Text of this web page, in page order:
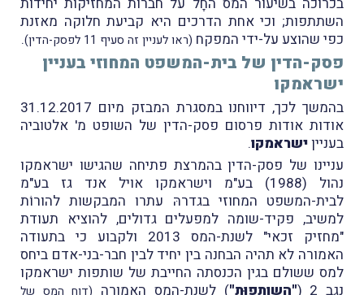
השתתפות; וכי אחת הדרכים היא קביעת חלוקה מאזנת
כפי שהוצע על-ידי המפקח (ראו לעניין זה סעיף 11 לפסק-הדין) .
פסק-הדין של בית-המשפט המחוזי בעניין
ישראמקו
בהמשך לכך, דיווחנו במסגרת המבזק מיום 31.12.2017
אודות אודות פרסום פסק-הדין של השופט מ' אלטוביה
בענייןישראמקו.
עניינו של פסק-הדין בהמרצת פתיחה שהגישו ישראמקו
נהול (1988) בע"מ וישראמקו אויל אנד גז בע"מ
לבית-המשפט המחוזי בגדרהּ עתרו המבקשות להורוֹת
למשיב, פקיד-שומה למפעלים גדולים, להוציא תעודת
"מחזיק זכאי" לשנת-המס 2013 ולקבוע כי בתעודה
האמורה לא תהיה הבחנה בין יחיד לבין חבר-בני-אדם ביחס
למס ששולם בגין הכנסתה החייבת של שותפות ישראמקו
נגב 2 (
"השותפוּת") לשנת-המס האמורה (דוח המס של